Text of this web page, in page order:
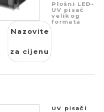
Plošni LED-
UV pisač
velikog
formata
Nazovite
za cijenu
UV pisači